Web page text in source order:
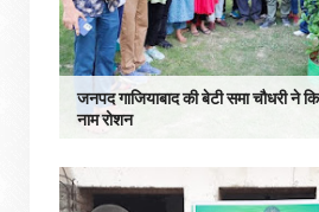
जनपद गाजियाबाद की बेटी समा चौधरी ने
नाम रोशन